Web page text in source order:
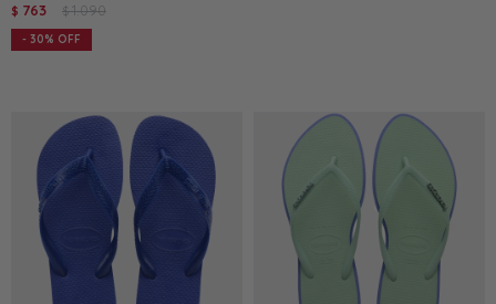
$ 763 $ 1.090
30